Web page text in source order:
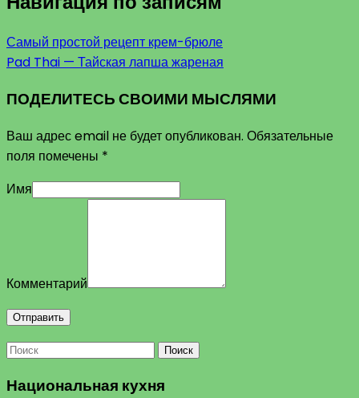
Самый простой рецепт крем-брюле
Pad Thai — Тайская лапша жареная
ПОДЕЛИТЕСЬ СВОИМИ МЫСЛЯМИ
Ваш адрес email не будет опубликован. Обязательные
поля помечены *
Имя
Комментарий
Поиск
Национальная кухня